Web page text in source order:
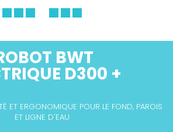
BWT
D300 +
ET ERGONOMIQUE POUR LE FOND, PAROIS
ET LIGNE D'EAU